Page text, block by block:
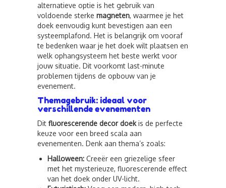
alternatieve optie is het gebruik van
voldoende sterke magneten, waarmee je het
doek eenvoudig kunt bevestigen aan een
systeemplafond. Het is belangrijk om vooraf
te bedenken waar je het doek wilt plaatsen en
welk ophangsysteem het beste werkt voor
jouw situatie. Dit voorkomt last-minute
problemen tijdens de opbouw van je
evenement.
Themagebruik: ideaal voor
verschillende evenementen
Dit fluorescerende decor doekis de perfecte
keuze voor een breed scala aan
evenementen. Denk aan thema’s zoals:
Halloween: Creeër een griezelige sfeer
met het mysterieuze, fluorescerende effect
van het doek onder UV-licht.